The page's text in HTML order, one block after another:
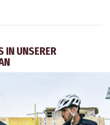
UNSERER K